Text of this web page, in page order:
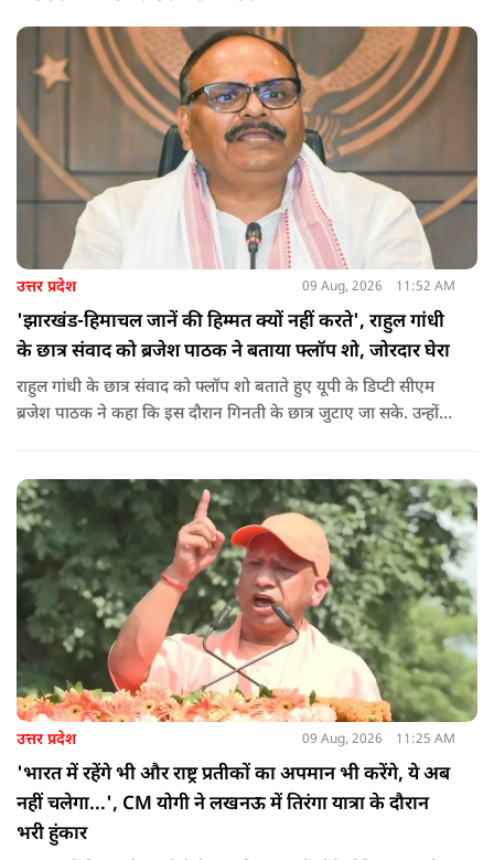
उत्तर प्रदेश 09 Aug, 2026 11:52 AM
'झारखंड-हिमाचल जानें की हिम्मत क्यों नहीं करते', राहुल गांधी
के छात्र संवाद को ब्रजेश पाठक ने बताया फ्लॉप शो, जोरदार घेरा
राहुल गांधी के छात्र संवाद को फ्लॉप शो बताते हुए यूपी के डिप्टी सीएम
ब्रजेश पाठक ने कहा कि इस दौरान गिनती के छात्र जुटाए जा सके. उन्होंने
हिम्मत क्यों नहीं करते.
उत्तर प्रदेश 09 Aug, 2026 11:25 AM
'भारत में रहेंगे भी और राष्ट्र प्रतीकों का अपमान भी करेंगे, ये अब
नहीं चलेगा...', CM योगी ने लखनऊ में तिरंगा यात्रा के दौरान
भरी हुंकार